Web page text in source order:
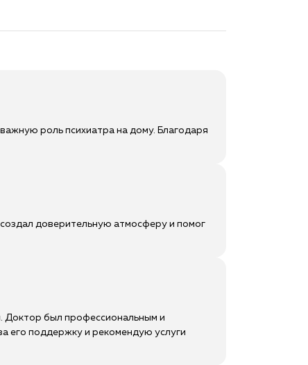
роль психиатра на дому. Благодаря
доверительную атмосферу и помог
Доктор был профессиональным и
его поддержку и рекомендую услуги